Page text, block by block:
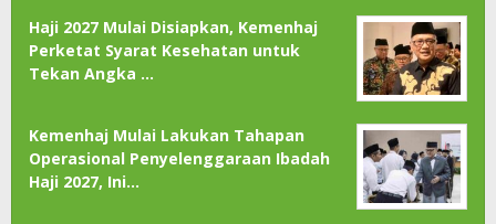
Haji 2027 Mulai Disiapkan, Kemenhaj
Perketat Syarat Kesehatan untuk
Tekan Angka …
Kemenhaj Mulai Lakukan Tahapan
Operasional Penyelenggaraan Ibadah
Haji 2027, Ini…